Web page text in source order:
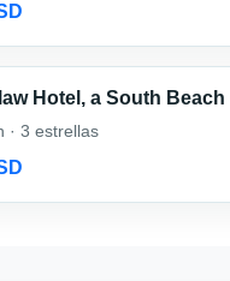
Hotel, a South Beach
· 3 estrellas